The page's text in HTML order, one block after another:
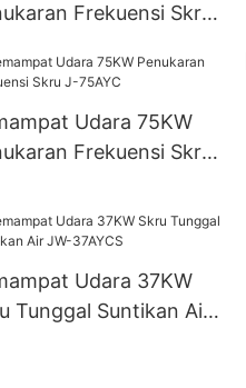
Frekuensi Skru
Udara 75KW
Frekuensi Skru
Udara 37KW
Tunggal Suntikan Air